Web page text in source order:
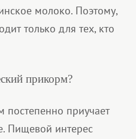
молоко. Поэтому,
только для тех, кто
прикорм?
постепенно приучает
Пищевой интерес